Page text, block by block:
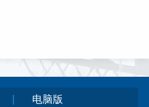
电脑版